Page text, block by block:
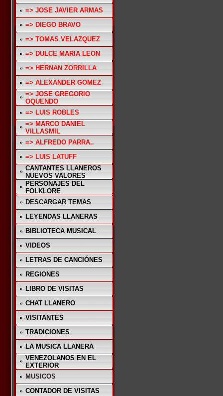
=> JOSE JAVIER ARMAS
=> DIEGO BRAVO
=> TOMAS VELAZQUEZ
=> DULCE MARIA LEON
=> HERNAN ZORRILLA
=> ALEXANDER GOMEZ
=> JOSE GREGORIO
OQUENDO
=> LUIS ROBLES
=> MARCO DANIEL
VILLASMIL
=> ALFREDO PARRA..
=> LUIS LATUFF
CANTANTES LLANEROS
NUEVOS VALORES
PERSONAJES DEL
FOLKLORE
DESCARGAR TEMAS
LEYENDAS LLANERAS
BIBLIOTECA MUSICAL
VIDEOS
LETRAS DE CANCIÓNES
REGIONES
LIBRO DE VISITAS
CHAT LLANERO
VISITANTES
TRADICIONES
LA MUSICA LLANERA
VENEZOLANOS EN EL
EXTERIOR
MUSICOS
CONTADOR DE VISITAS